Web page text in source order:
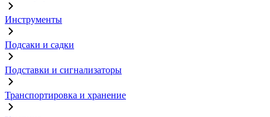
Инструменты
Подсаки и садки
Подставки и сигнализаторы
Транспортировка и хранение